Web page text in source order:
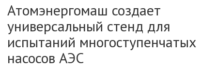
Атомэнергомаш создает
универсальный стенд для
испытаний многоступенчатых
насосов АЭС